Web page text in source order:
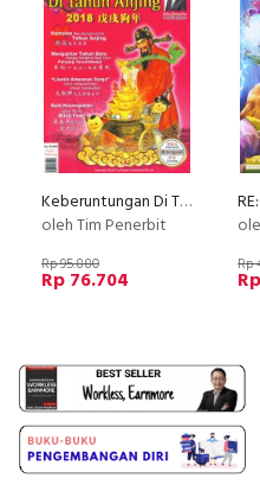
Keberuntungan Di Tahun Anjing 2018 (Bilingual: Indonesia-Chinese)
oleh Tim Penerbit
Rp 95.880
Rp 76.704
Rp